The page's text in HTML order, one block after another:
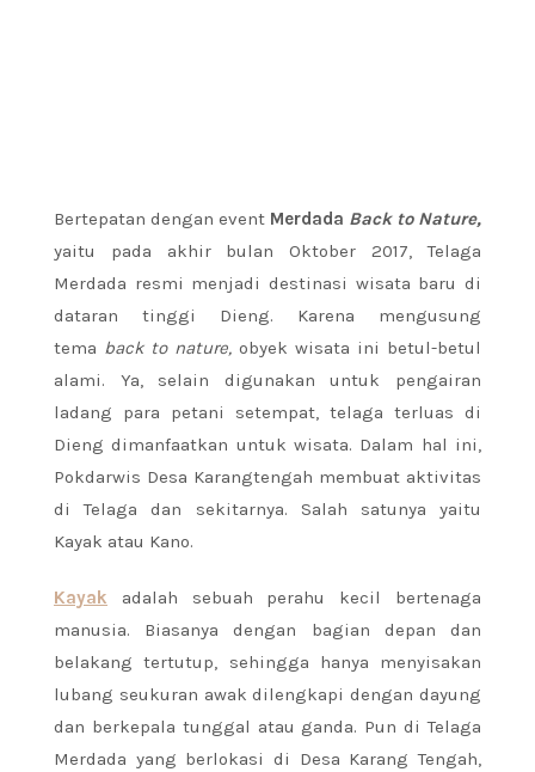
Bertepatan dengan event Merdada Back to Nature,
yaitu pada akhir bulan Oktober 2017, Telaga
Merdada resmi menjadi destinasi wisata baru di
dataran tinggi Dieng. Karena mengusung
tema back to nature, obyek wisata ini betul-betul
alami. Ya, selain digunakan untuk pengairan
ladang para petani setempat, telaga terluas di
Dieng dimanfaatkan untuk wisata. Dalam hal ini,
Pokdarwis Desa Karangtengah membuat aktivitas
di Telaga dan sekitarnya. Salah satunya yaitu
Kayak atau Kano.
Kayak adalah sebuah perahu kecil bertenaga
manusia. Biasanya dengan bagian depan dan
belakang tertutup, sehingga hanya menyisakan
lubang seukuran awak dilengkapi dengan dayung
dan berkepala tunggal atau ganda. Pun di Telaga
Merdada yang berlokasi di Desa Karang Tengah,